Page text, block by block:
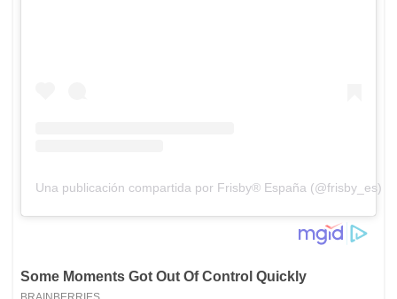
Una publicación compartida por Frisby® España (@frisby_es)